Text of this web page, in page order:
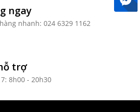
ngay
nhanh: 024 6329 1162
trợ
8h00 - 20h30